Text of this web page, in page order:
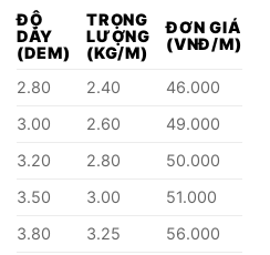
ĐỘ
DÀY
(DEM)
TRỌNG
LƯỢNG
(KG/M)
ĐƠN GIÁ
(VNĐ/M)
2.80 2.40
46.000
3.00
2.60
49.000
3.20
2.80
50.000
3.50
3.00
51.000
3.80
3.25
56.000